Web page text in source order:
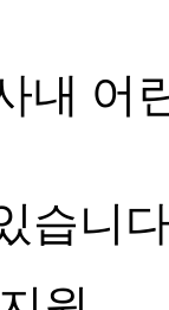
내 어
습니